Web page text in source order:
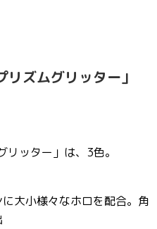
リズムグリッター」
リッター」は、3色。
大小様々なホロを配合。角